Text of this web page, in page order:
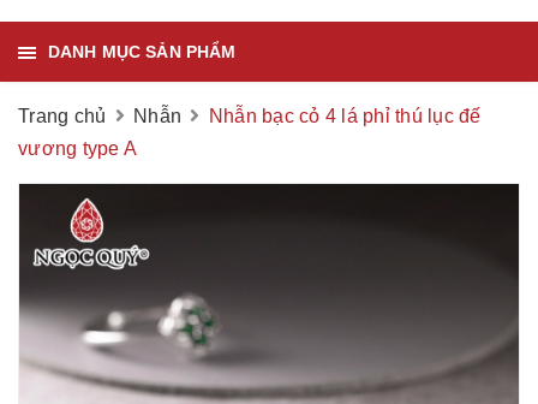
DANH MỤC SẢN PHẨM
Trang chủ Nhẫn
Nhẫn bạc cỏ 4 lá phỉ thú lục đế
vương type A